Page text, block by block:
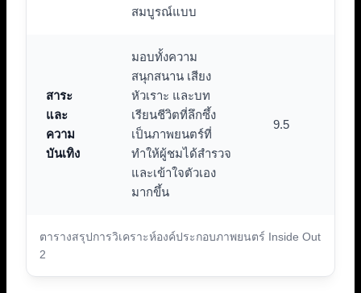
ตารางสรุปการวิเคราะห์องค์ประกอบภาพยนตร์ Inside Out
2
สมบูรณ์แบบ
สาระ
และ
ความ
บันเทิง
มอบทั้งความ
สนุกสนาน เสียง
หัวเราะ และบท
เรียนชีวิตที่ลึกซึ้ง
เป็นภาพยนตร์ที่
ทำให้ผู้ชมได้สำรวจ
และเข้าใจตัวเอง
มากขึ้น
9.5